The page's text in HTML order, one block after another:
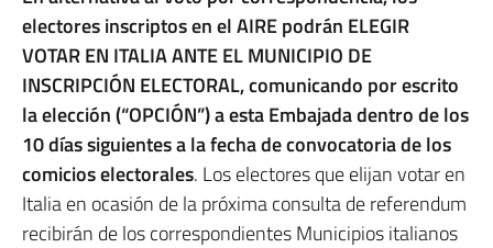
electores inscriptos en el AIREpodrán ELEGIR
VOTAR EN ITALIA ANTE EL MUNICIPIO DE
INSCRIPCIÓN ELECTORAL,comunicando por escrito
la elección (“OPCIÓN”) a esta Embajada dentro de los
10 días siguientes a la fecha de convocatoria de los
comicios electorales. Los electores que elijan votar en
Italia en ocasión de la próxima consulta de referendum
recibirán de los correspondientes Municipios italianos